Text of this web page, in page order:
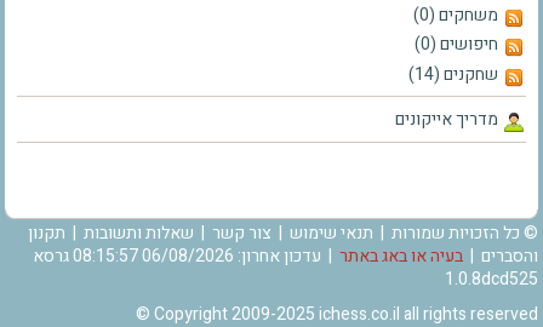
משחקים (0)
חיפושים (0)
שחקנים (14)
מדריך אייקונים
© כל הזכויות שמורות | תנאי שימוש | צור קשר | שאלות ותשובות | תקנון
והסברים | בעיה או באג באתר
| עדכון אחרון: 06/08/2026 08:15:57 גרסא
1.0.8dcd525
© Copyright 2009-2025 ichess.co.il all rights reserved